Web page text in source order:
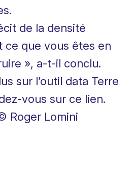
de la densité
ce que vous êtes en
», a-t-il conclu.
sur l’outil data Terre
vous sur ce lien.
Roger Lomini